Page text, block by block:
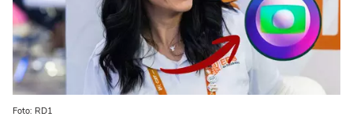
Foto: RD1